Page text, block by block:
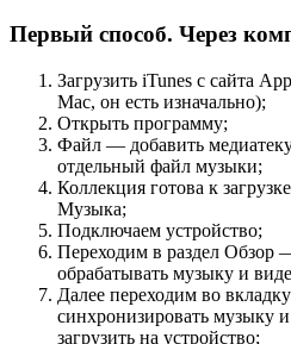
Первый способ. Через
Загрузить iTunes с сайта
Mac, он есть изначально);
Открыть программу;
Файл — добавить
отдельный файл музыки;
Коллекция готова к
Музыка;
Подключаем устройство;
Переходим в раздел
обрабатывать музыку и
Далее переходим во
синхронизировать музыку
загрузить на устройство;